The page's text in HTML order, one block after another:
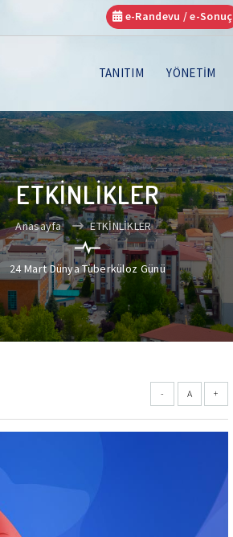
e-Randevu / e-Sonuç
TANITIM YÖNETİM
ETKİNLİKLER
Anasayfa ETKİNLİKLER
24 Mart Dünya Tüberküloz Günü
- A +